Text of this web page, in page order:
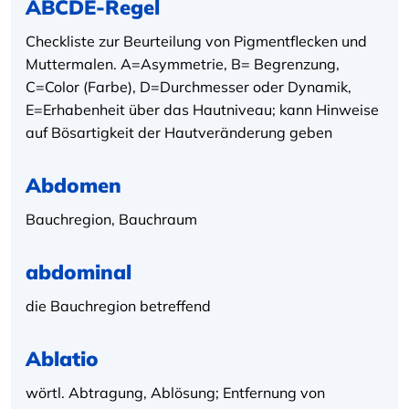
ABCDE-Regel
Checkliste zur Beurteilung von Pigmentflecken und
Muttermalen. A=Asymmetrie, B= Begrenzung,
C=Color (Farbe), D=Durchmesser oder Dynamik,
E=Erhabenheit über das Hautniveau; kann Hinweise
auf Bösartigkeit der Hautveränderung geben
Abdomen
Bauchregion, Bauchraum
abdominal
die Bauchregion betreffend
Ablatio
wörtl. Abtragung, Ablösung; Entfernung von